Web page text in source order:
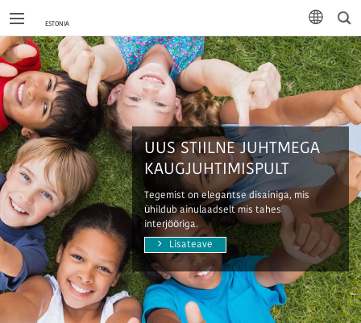
keel Otsi
UUS STIILNE JUHTMEGA
KAUGJUHTIMISPULT
Tegemist on elegantse disainiga, mis
ühildub ainulaadselt mis tahes
interjööriga.
Lisateave